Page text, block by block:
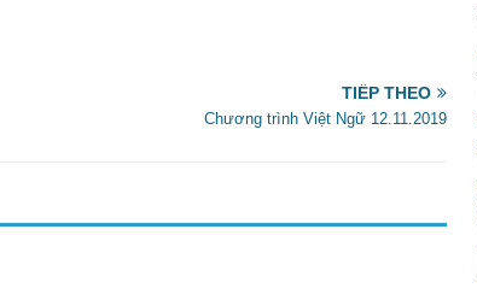
TIẾP THEO
Chương trình Việt Ngữ 12.11.2019